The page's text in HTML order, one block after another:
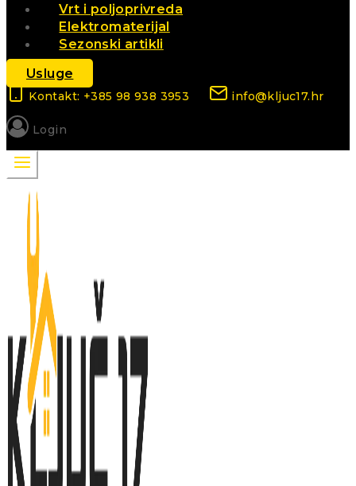
Vrt i poljoprivreda
Elektromaterijal
Sezonski artikli
Usluge
Kontakt: +385 98 938 3953 info@kljuc17.hr
Login